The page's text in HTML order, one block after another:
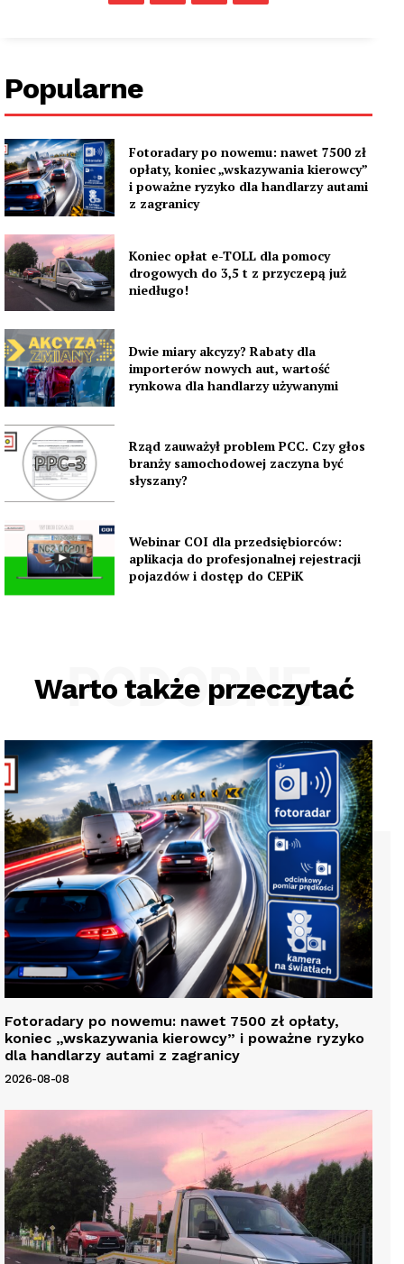
Popularne
Fotoradary po nowemu: nawet 7500 zł
opłaty, koniec „wskazywania kierowcy”
i poważne ryzyko dla handlarzy autami
z zagranicy
Koniec opłat e-TOLL dla pomocy
drogowych do 3,5 t z przyczepą już
niedługo!
Dwie miary akcyzy? Rabaty dla
importerów nowych aut, wartość
rynkowa dla handlarzy używanymi
Rząd zauważył problem PCC. Czy głos
branży samochodowej zaczyna być
słyszany?
Webinar COI dla przedsiębiorców:
aplikacja do profesjonalnej rejestracji
pojazdów i dostęp do CEPiK
Warto także przeczytać
PODOBNE
Fotoradary po nowemu: nawet 7500 zł opłaty,
koniec „wskazywania kierowcy” i poważne ryzyko
dla handlarzy autami z zagranicy
2026-08-08